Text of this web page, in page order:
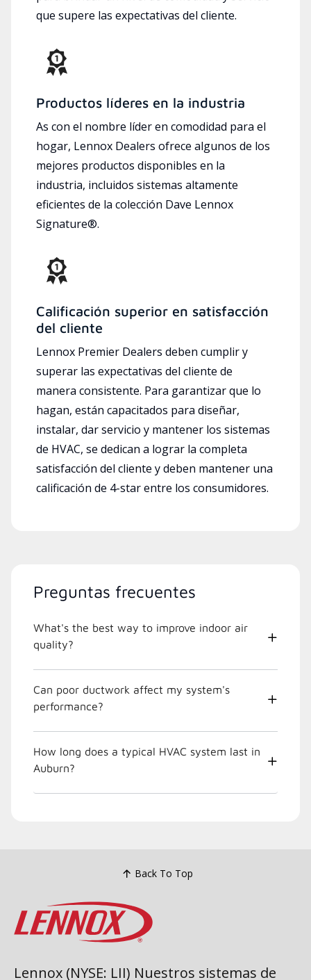
que supere las expectativas del cliente.
Productos líderes en la industria
As con el nombre líder en comodidad para el
hogar, Lennox Dealers ofrece algunos de los
mejores productos disponibles en la
industria, incluidos sistemas altamente
eficientes de la colección Dave Lennox
Signature®.
Calificación superior en satisfacción
del cliente
Lennox Premier Dealers deben cumplir y
superar las expectativas del cliente de
manera consistente. Para garantizar que lo
hagan, están capacitados para diseñar,
instalar, dar servicio y mantener los sistemas
de HVAC, se dedican a lograr la completa
satisfacción del cliente y deben mantener una
calificación de 4-star entre los consumidores.
Preguntas frecuentes
What's the best way to improve indoor air
quality?
Can poor ductwork affect my system's
performance?
How long does a typical HVAC system last in
Auburn?
Back To Top
Lennox (NYSE: LII) Nuestros sistemas de